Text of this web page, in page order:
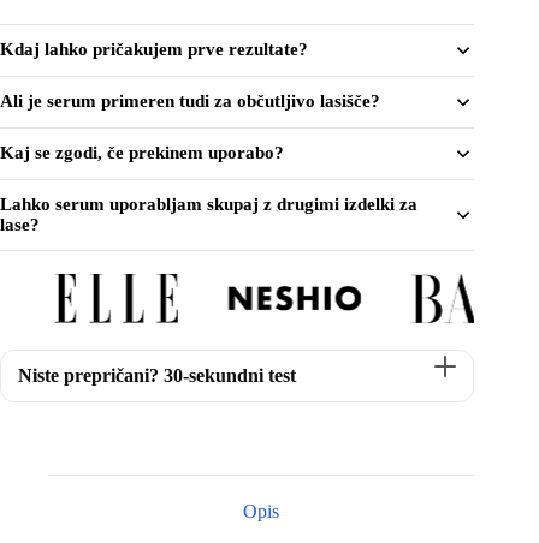
plačajte
3
količino
Kdaj lahko pričakujem prve rezultate?
Ali je serum primeren tudi za občutljivo lasišče?
Kaj se zgodi, če prekinem uporabo?
Lahko serum uporabljam skupaj z drugimi izdelki za
lase?
Niste prepričani? 30-sekundni test
Opis